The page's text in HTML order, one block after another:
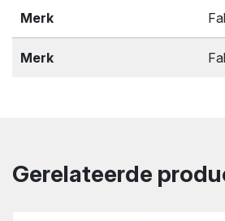
Merk
Merk
Gerelateerde